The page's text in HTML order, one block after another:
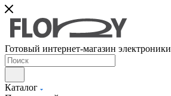
Готовый интернет-магазин электроники
Каталог